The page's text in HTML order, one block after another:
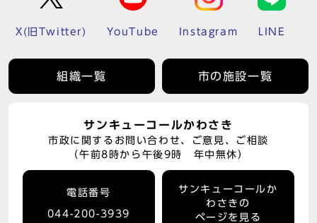
X(旧Twitter) YouTube Instagram LINE
組織一覧 市の施設一覧
サンキューコールかわさき
市政に関するお問い合わせ、ご意見、ご相談
（午前8時から午後9時 年中無休）
電話番号
044-200-3939
サンキューコールか
わさきの
ページを見る